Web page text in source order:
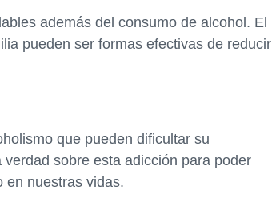
además del consumo de alcohol. El
pueden ser formas efectivas de reducir
que pueden dificultar su
sobre esta adicción para poder
en nuestras vidas.